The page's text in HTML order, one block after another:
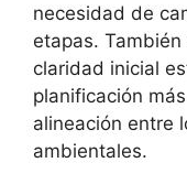
necesidad de
etapas.
claridad inicial
planificación
alineación entre
ambientales.